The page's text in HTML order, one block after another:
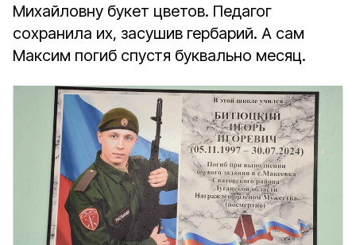
Михайловну букет цветов. Педагог
сохранила их, засушив гербарий. А сам
Максим погиб спустя буквально месяц.